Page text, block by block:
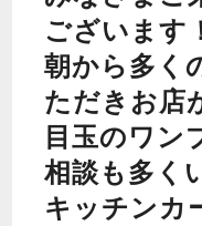
ございます
朝から多く
ただきお店
目玉のワン
相談も多く
キッチンカ